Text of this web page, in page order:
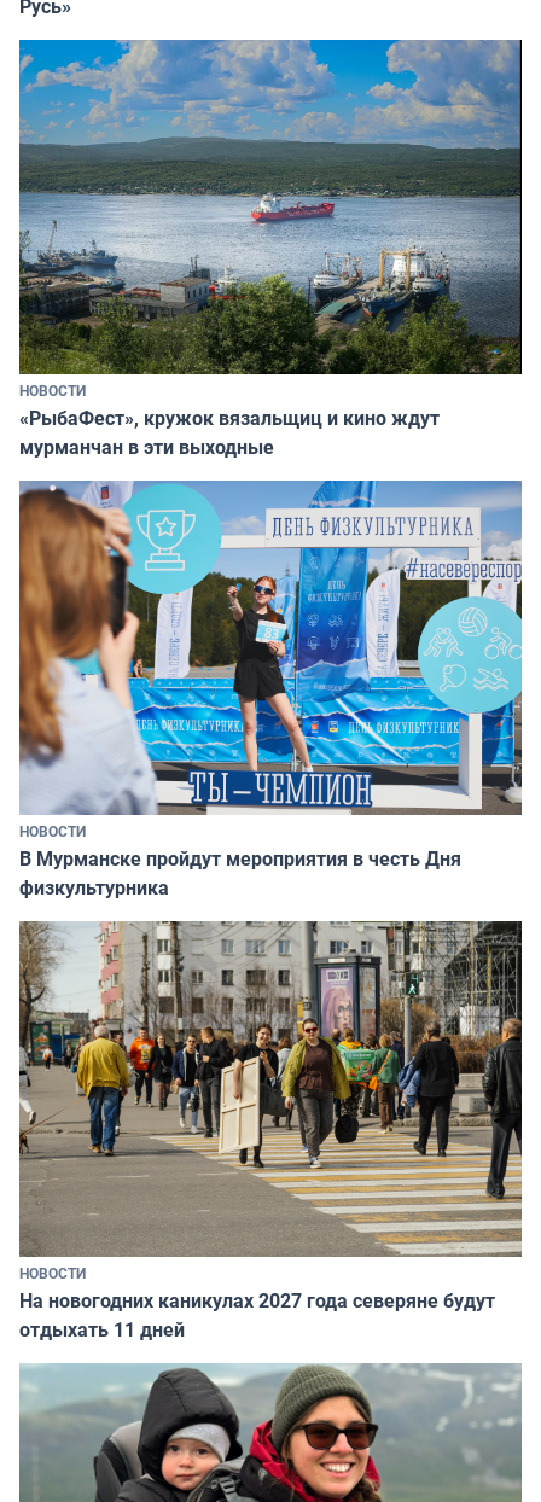
Русь»
НОВОСТИ
«РыбаФест», кружок вязальщиц и кино ждут
мурманчан в эти выходные
НОВОСТИ
В Мурманске пройдут мероприятия в честь Дня
физкультурника
НОВОСТИ
На новогодних каникулах 2027 года северяне будут
отдыхать 11 дней